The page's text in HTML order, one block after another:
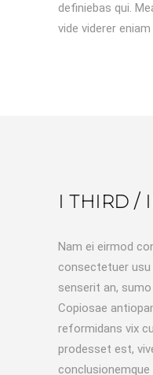
definiebas qui.
vide viderer
I THIRD /
Nam ei eirmod
consectetuer usu
senserit an,
Copiosae
reformidans vix
prodesset est,
conclusionemque